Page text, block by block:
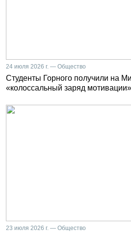
24 июля 2026 г. — Общество
Студенты Горного получили на
«колоссальный заряд мотивации»
23 июля 2026 г. — Общество